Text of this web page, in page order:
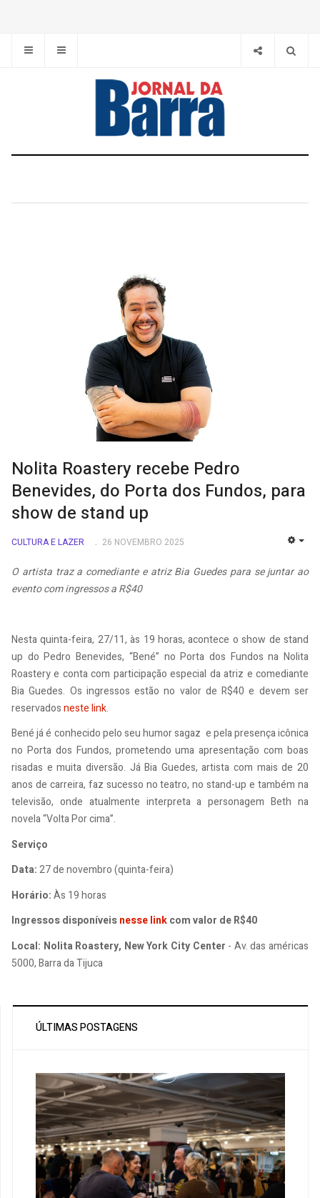
Nolita Roastery recebe Pedro
Benevides, do Porta dos Fundos, para
show de stand up
CULTURA E LAZER 26 NOVEMBRO 2025
O artista traz a comediante e atriz Bia Guedes para se juntar ao
evento com ingressos a R$40
Nesta quinta-feira, 27/11, às 19 horas, acontece o show de stand
up do Pedro Benevides, “Bené” no Porta dos Fundos na Nolita
Roastery e conta com participação especial da atriz e comediante
Bia Guedes. Os ingressos estão no valor de R$40 e devem ser
reservadosneste link.
Bené já é conhecido pelo seu humor sagaz e pela presença icônica
no Porta dos Fundos, prometendo uma apresentação com boas
risadas e muita diversão. Já Bia Guedes, artista com mais de 20
anos de carreira, faz sucesso no teatro, no stand-up e também na
televisão, onde atualmente interpreta a personagem Beth na
novela “Volta Por cima”.
Serviço
Data:27 de novembro (quinta-feira)
Horário:Às 19 horas
Ingressos disponíveisnesse linkcom valor de R$40
Local: Nolita Roastery, New York City Center - Av. das américas
5000, Barra da Tijuca
ÚLTIMAS POSTAGENS